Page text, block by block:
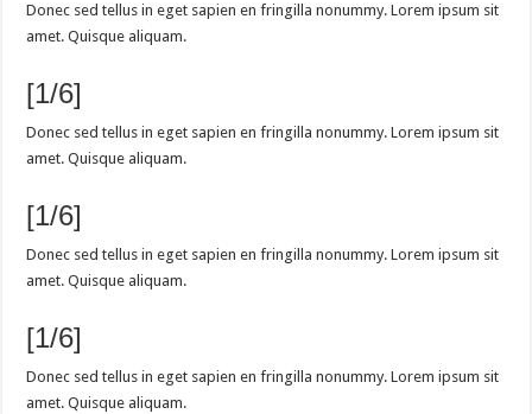
Donec sed tellus in eget sapien en fringilla nonummy. Lorem ipsum sit
amet. Quisque aliquam.
[1/6]
Donec sed tellus in eget sapien en fringilla nonummy. Lorem ipsum sit
amet. Quisque aliquam.
[1/6]
Donec sed tellus in eget sapien en fringilla nonummy. Lorem ipsum sit
amet. Quisque aliquam.
[1/6]
Donec sed tellus in eget sapien en fringilla nonummy. Lorem ipsum sit
amet. Quisque aliquam.